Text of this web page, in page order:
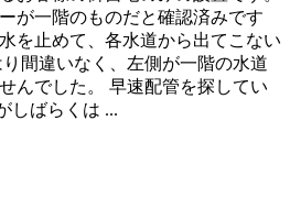
が一階のものだと確認済みです
を止めて、各水道から出てこない
違いなく、左側が一階の水道
んでした。 早速配管を探してい
ばらくは ...